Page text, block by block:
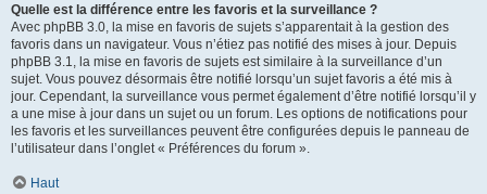
Quelle est la différence entre les favoris et la surveillance ?
Avec phpBB 3.0, la mise en favoris de sujets s’apparentait à la gestion des
favoris dans un navigateur. Vous n’étiez pas notifié des mises à jour. Depuis
phpBB 3.1, la mise en favoris de sujets est similaire à la surveillance d’un
sujet. Vous pouvez désormais être notifié lorsqu’un sujet favoris a été mis à
jour. Cependant, la surveillance vous permet également d’être notifié lorsqu’il y
a une mise à jour dans un sujet ou un forum. Les options de notifications pour
les favoris et les surveillances peuvent être configurées depuis le panneau de
l’utilisateur dans l’onglet « Préférences du forum ».
Haut